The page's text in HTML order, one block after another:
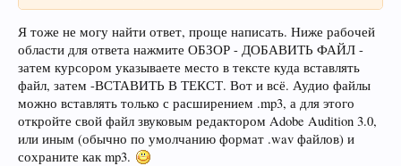
Я тоже не могу найти ответ, проще написать. Ниже рабочей
области для ответа нажмите ОБЗОР - ДОБАВИТЬ ФАЙЛ -
затем курсором указываете место в тексте куда вставлять
файл, затем -ВСТАВИТЬ В ТЕКСТ. Вот и всё. Аудио файлы
можно вставлять только с расширением .mp3, а для этого
откройте свой файл звуковым редактором Adobe Audition 3.0,
или иным (обычно по умолчанию формат .wav файлов) и
сохраните как mp3.